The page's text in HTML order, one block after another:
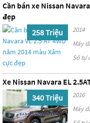
Cần bán xe Nissan
đẹp
258 Triệu
2014
Máy
Số tự
Xe Nissan Navara EL
340 Triệu
2016
Máy